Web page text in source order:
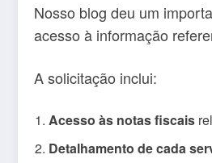
Nosso blog deu um
acesso à informação
A solicitação inclui:
Acesso às notas fiscais
Detalhamento de cada